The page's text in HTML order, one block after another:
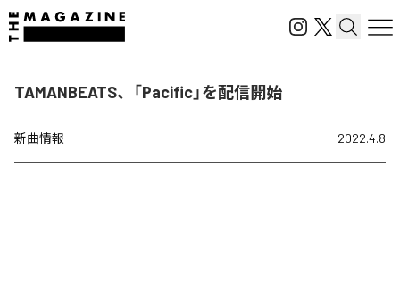
TAMANBEATS、「Pacific」を配信開始
新曲情報 2022.4.8